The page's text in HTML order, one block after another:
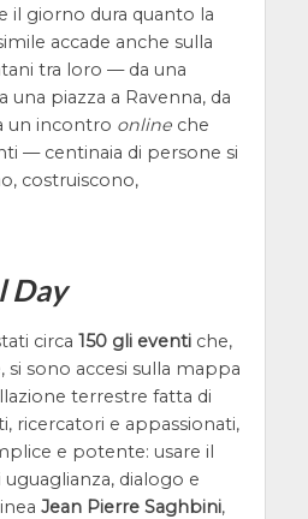
il giorno dura quanto la
accade anche sulla
tra loro — da una
una piazza a Ravenna, da
un incontro onlineche
— centinaia di persone si
costruiscono,
Day
circa 150 gli eventiche,
sono accesi sulla mappa
terrestre fatta di
ricercatori e appassionati,
e potente: usare il
dialogo e
Jean Pierre Saghbini,